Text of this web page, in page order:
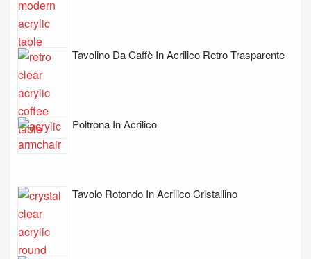
Tavolino Da Caffè In Acrilico Retro Trasparente
Poltrona In Acrilico
Tavolo Rotondo In Acrilico Cristallino